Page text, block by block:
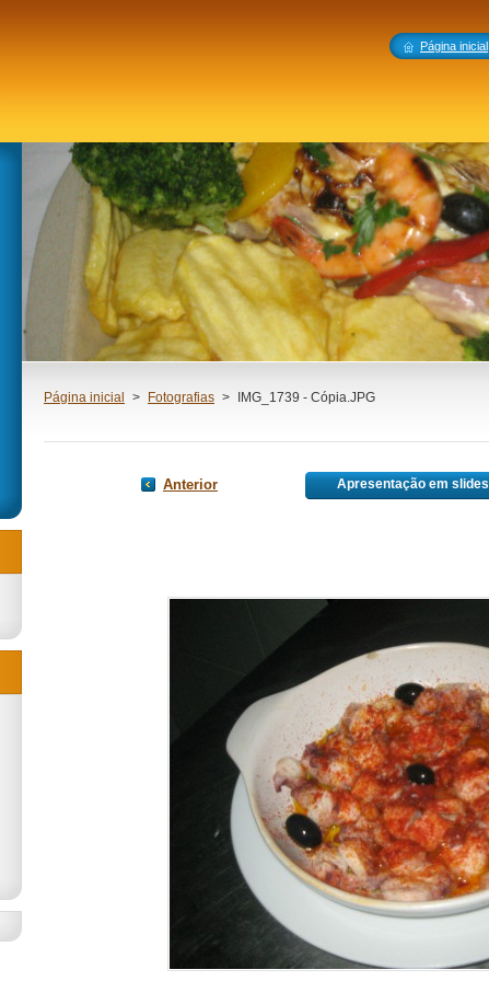
Página inicial > Fotografias > IMG_1739 - Cópia.JPG
Anterior Apresentação em slides
Página inicial